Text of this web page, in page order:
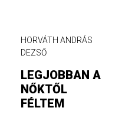
HORVÁTH ANDRÁS
DEZSŐ
LEGJOBBAN A
NŐKTŐL
FÉLTEM